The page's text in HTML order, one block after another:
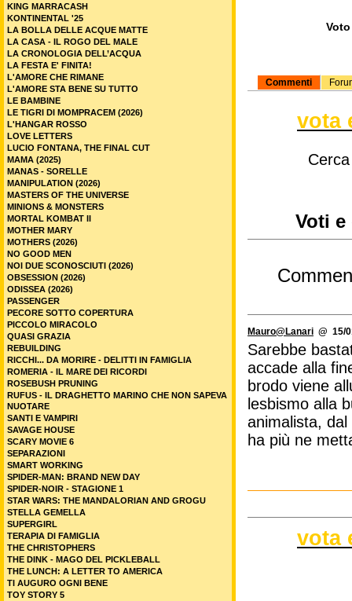
Commenti
vota
Voti
Mauro@Lanari @ 15/
Sarebbe
accade alla
brodo viene
lesbismo alla
animalista,
ha più ne
vota
KING MARRACASH
KONTINENTAL '25
LA BOLLA DELLE ACQUE MATTE
LA CASA - IL ROGO DEL MALE
LA CRONOLOGIA DELL’ACQUA
LA FESTA E' FINITA!
L'AMORE CHE RIMANE
L'AMORE STA BENE SU TUTTO
LE BAMBINE
LE TIGRI DI MOMPRACEM (2026)
L'HANGAR ROSSO
LOVE LETTERS
LUCIO FONTANA, THE FINAL CUT
MAMA (2025)
MANAS - SORELLE
MANIPULATION (2026)
MASTERS OF THE UNIVERSE
MINIONS & MONSTERS
MORTAL KOMBAT II
MOTHER MARY
MOTHERS (2026)
NO GOOD MEN
NOI DUE SCONOSCIUTI (2026)
OBSESSION (2026)
ODISSEA (2026)
PASSENGER
PECORE SOTTO COPERTURA
PICCOLO MIRACOLO
QUASI GRAZIA
REBUILDING
RICCHI... DA MORIRE - DELITTI IN FAMIGLIA
ROMERIA - IL MARE DEI RICORDI
ROSEBUSH PRUNING
RUFUS - IL DRAGHETTO MARINO CHE NON SAPEVA
NUOTARE
SANTI E VAMPIRI
SAVAGE HOUSE
SCARY MOVIE 6
SEPARAZIONI
SMART WORKING
SPIDER-MAN: BRAND NEW DAY
SPIDER-NOIR - STAGIONE 1
STAR WARS: THE MANDALORIAN AND GROGU
STELLA GEMELLA
SUPERGIRL
TERAPIA DI FAMIGLIA
THE CHRISTOPHERS
THE DINK - MAGO DEL PICKLEBALL
THE LUNCH: A LETTER TO AMERICA
TI AUGURO OGNI BENE
TOY STORY 5